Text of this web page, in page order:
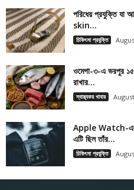
পরিধেয় প্রযুক্তি
skin...
চিকিৎসা প্রযুক্তি
ওমেগা-৩-এ ভরপুর
রাখার...
স্বাস্থ্যকর খাবার
Apple Watch-এর
এটি ছিল তাঁর...
চিকিৎসা প্রযুক্তি